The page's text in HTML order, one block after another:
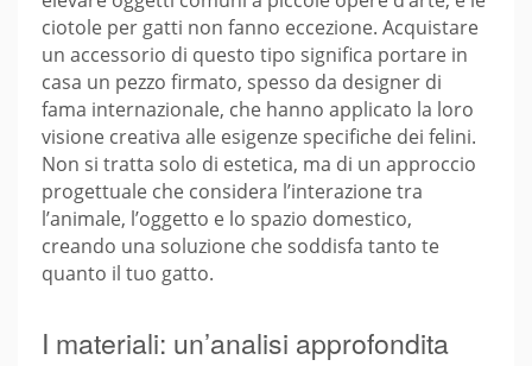
ciotole per gatti non fanno eccezione. Acquistare
un accessorio di questo tipo significa portare in
casa un pezzo firmato, spesso da designer di
fama internazionale, che hanno applicato la loro
visione creativa alle esigenze specifiche dei felini.
Non si tratta solo di estetica, ma di un approccio
progettuale che considera l’interazione tra
l’animale, l’oggetto e lo spazio domestico,
creando una soluzione che soddisfa tanto te
quanto il tuo gatto.
I materiali: un’analisi approfondita